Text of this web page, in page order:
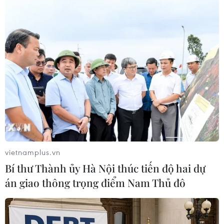
TIN LIÊN QUAN
Boko Haram trả tự do cho 80 nữ sinh
vietnamplus.vn
Bí thư Thành ủy Hà Nội thúc tiến độ hai dự
án giao thông trọng điểm Nam Thủ đô